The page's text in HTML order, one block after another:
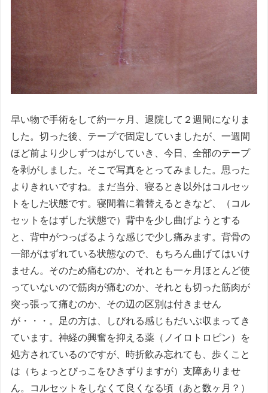
早い物で手術をして約一ヶ月、退院して２週間になりま
した。切った後、テープで固定していましたが、一週間
ほど前より少しずつはがしていき、今日、全部のテープ
を剥がしました。そこで写真をとってみました。思った
よりきれいですね。まだ当分、寝るとき以外はコルセッ
トをした状態です。寝間着に着替えるときなど、（コル
セットをはずした状態で）背中を少し曲げようとする
と、背中がつっぱるような感じで少し痛みます。背骨の
一部がはずれている状態なので、もちろん曲げてはいけ
ません。そのため痛むのか、それとも一ヶ月ほとんど使
っていないので筋肉が痛むのか、それとも切った筋肉が
突っ張って痛むのか、その辺の区別は付きません
が・・・。足の方は、しびれる感じもだいぶ収まってき
ています。神経の興奮を抑える薬（ノイロトロピン）を
処方されているのですが、時折飲み忘れても、歩くこと
は（ちょっとびっこをひきずりますが）支障ありませ
ん。コルセットをしなくて良くなる頃（あと数ヶ月？）